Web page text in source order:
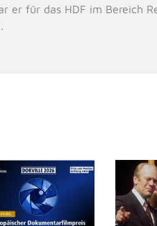
er für das HDF im Bereich